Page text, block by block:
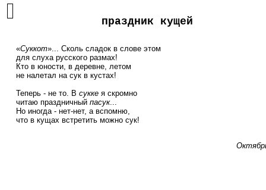
праздник кущей
    «
Суккот»... Сколь сладок в слове этом
    для слуха русского размах!
    Кто в юности, в деревне, летом
    не налетал на сук в кустах!
    Теперь - не то. В
сукке я скромно
    читаю праздничный
пасук...
    Но иногда - нет-нет, а вспомню,
    что в кущах встретить можно сук!